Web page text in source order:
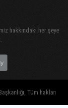
hakkındaki her şeye
Tüm hakları